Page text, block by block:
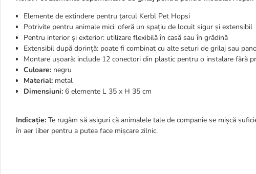
Elemente de extindere pentru țarcul Kerbl Pet Hopsi
Potrivite pentru animale mici: oferă un spațiu de locuit sigur și extensibil
Pentru interior și exterior: utilizare flexibilă în casă sau în grădină
Extensibil după dorință: poate fi combinat cu alte seturi de grilaj sau
Montare ușoară: include 12 conectori din plastic pentru o instalare fără
Culoare: negru
Material: metal
Dimensiuni: 6 elemente L 35 x H 35 cm
Indicație: Te rugăm să asiguri că animalele tale de companie se mișcă
în aer liber pentru a putea face mișcare zilnic.